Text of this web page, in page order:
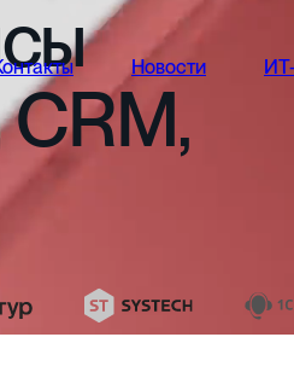
Новости
CRM,